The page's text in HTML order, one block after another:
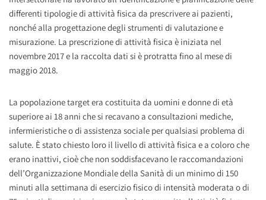
differenti tipologie di attività fisica da prescrivere ai pazienti,
nonché alla progettazione degli strumenti di valutazione e
misurazione. La prescrizione di attività fisica è iniziata nel
novembre 2017 e la raccolta dati si è protratta fino al mese di
maggio 2018.
La popolazione target era costituita da uomini e donne di età
superiore ai 18 anni che si recavano a consultazioni mediche,
infermieristiche o di assistenza sociale per qualsiasi problema di
salute. È stato chiesto loro il livello di attività fisica e a coloro che
erano inattivi, cioè che non soddisfacevano le raccomandazioni
dell’Organizzazione Mondiale della Sanità di un minimo di 150
minuti alla settimana di esercizio fisico di intensità moderata o di